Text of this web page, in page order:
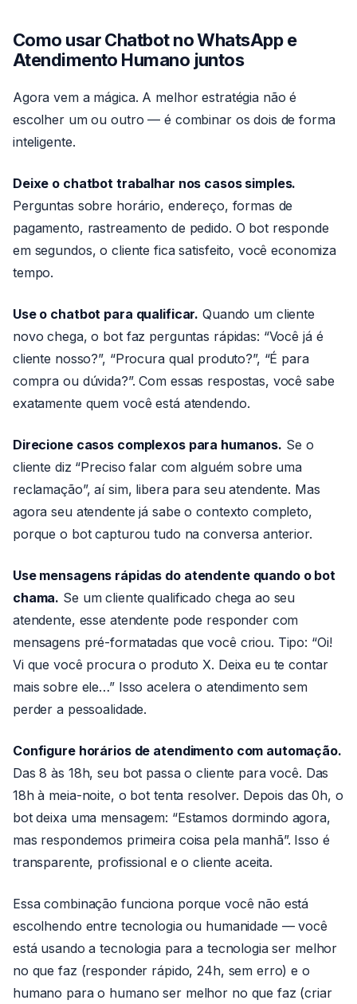
Como usar Chatbot no WhatsApp e
Atendimento Humano juntos
Agora vem a mágica. A melhor estratégia não é
escolher um ou outro — é combinar os dois de forma
inteligente.
Deixe o chatbot trabalhar nos casos simples.
Perguntas sobre horário, endereço, formas de
pagamento, rastreamento de pedido. O bot responde
em segundos, o cliente fica satisfeito, você economiza
tempo.
Use o chatbot para qualificar. Quando um cliente
novo chega, o bot faz perguntas rápidas: “Você já é
cliente nosso?”, “Procura qual produto?”, “É para
compra ou dúvida?”. Com essas respostas, você sabe
exatamente quem você está atendendo.
Direcione casos complexos para humanos. Se o
cliente diz “Preciso falar com alguém sobre uma
reclamação”, aí sim, libera para seu atendente. Mas
agora seu atendente já sabe o contexto completo,
porque o bot capturou tudo na conversa anterior.
Use mensagens rápidas do atendente quando o bot
chama. Se um cliente qualificado chega ao seu
atendente, esse atendente pode responder com
mensagens pré-formatadas que você criou. Tipo: “Oi!
Vi que você procura o produto X. Deixa eu te contar
mais sobre ele…” Isso acelera o atendimento sem
perder a pessoalidade.
Configure horários de atendimento com automação.
Das 8 às 18h, seu bot passa o cliente para você. Das
18h à meia-noite, o bot tenta resolver. Depois das 0h, o
bot deixa uma mensagem: “Estamos dormindo agora,
mas respondemos primeira coisa pela manhã”. Isso é
transparente, profissional e o cliente aceita.
Essa combinação funciona porque você não está
escolhendo entre tecnologia ou humanidade — você
está usando a tecnologia para a tecnologia ser melhor
no que faz (responder rápido, 24h, sem erro) e o
humano para o humano ser melhor no que faz (criar